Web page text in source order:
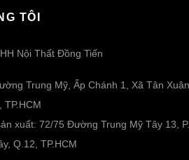
TÔI
Nội Thất Đồng Tiến
Trung Mỹ, Ấp Chánh 1, Xã Tân Xuân,
TP.HCM
xuất: 72/75 Đường Trung Mỹ Tây 13, P.
Q.12, TP.HCM